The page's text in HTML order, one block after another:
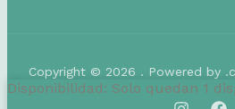
Copyright © 2026 . Powered by
Disponibilidad: Solo quedan 1